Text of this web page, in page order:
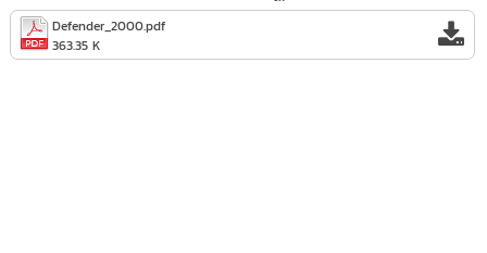
Defender_2000.pdf
363.35 K